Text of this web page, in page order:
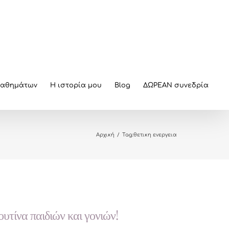
Η ιστορία μου Blog ΔΩΡΕΑΝ συνεδρία
Αρχική / Tag:θετικη ενεργεια
παιδιών και γονιών!